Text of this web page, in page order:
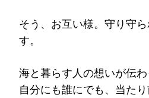
そう、お互い様。守り守
す。
海と暮らす人の想いが伝わ
自分にも誰にでも、当た